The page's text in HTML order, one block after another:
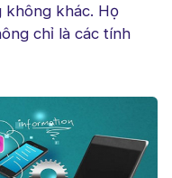
không khác. Họ
chỉ là các tính